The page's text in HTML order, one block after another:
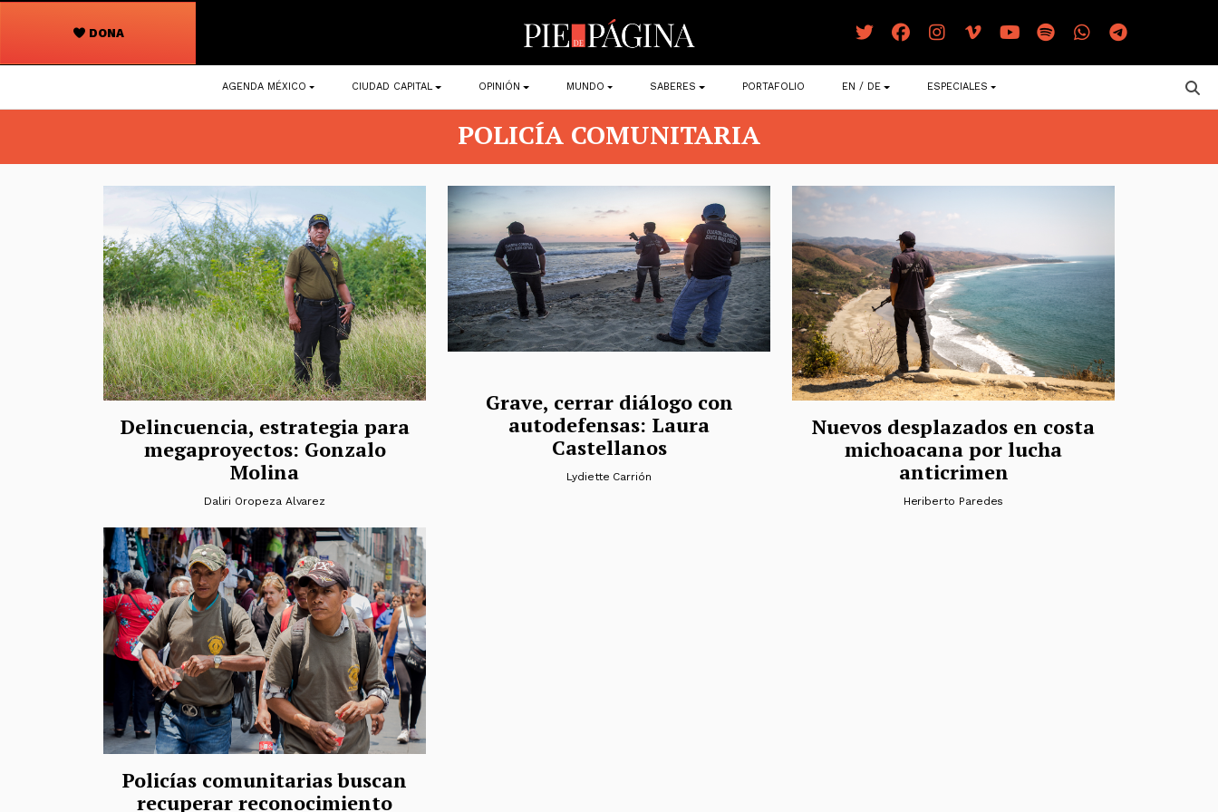
DONA
Navegación
principal
AGENDA MÉXICO CIUDAD CAPITAL OPINIÓN MUNDO SABERES PORTAFOLIO EN / DE ESPECIALES
POLICÍA COMUNITARIA
Delincuencia, estrategia para
megaproyectos: Gonzalo
Molina
Daliri Oropeza Alvarez
Grave, cerrar diálogo con
autodefensas: Laura
Castellanos
Lydiette Carrión
Nuevos desplazados en costa
michoacana por lucha
anticrimen
Heriberto Paredes
Policías comunitarias buscan
recuperar reconocimiento